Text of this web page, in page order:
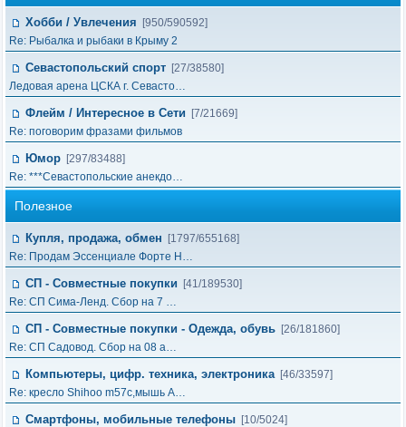
Хобби / Увлечения
[950/590592]
Re: Рыбалка и рыбаки в Крыму 2
Севастопольский спорт [27/38580]
Ледовая арена ЦСКА г. Севасто…
Флейм / Интересное в Cети
[7/21669]
Re: поговорим фразами фильмов
Юмор [297/83488]
Re: ***Севастопольские анекдо…
Полезное
Купля, продажа, обмен
[1797/655168]
Re: Продам Эссенциале Форте Н…
СП - Совместные покупки
[41/189530]
Re: СП Сима-Ленд. Сбор на 7 …
СП - Совместные покупки - Одежда, обувь [26/181860]
Re: СП Садовод. Сбор на 08 а…
Компьютеры, цифр. техника, электроника [46/33597]
Re: кресло Shihoo m57c,мышь A…
Смартфоны, мобильные телефоны [10/5024]